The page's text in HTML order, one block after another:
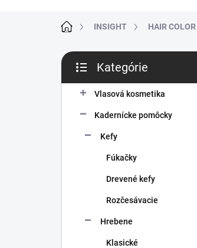
DomovINSIGHT HAIR COLOR
B
č
kategórie
Kategórie
Vlasová kosmetika
Kadernícke pomôcky
Kefy
Fúkačky
Drevené kefy
Rozčesávacie
Hrebene
Klasické